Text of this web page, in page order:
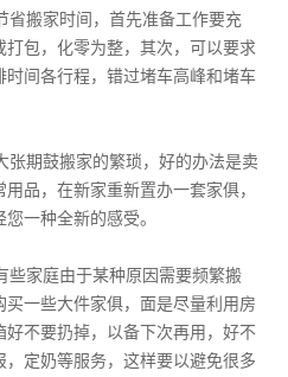
搬家时间，首先准备工作要充
包，化零为整，其次，可以要求
间各行程，错过堵车高峰和堵车
期鼓搬家的繁琐，好的办法是卖
品，在新家重新置办一套家俱，
一种全新的感受。
家庭由于某种原因需要频繁搬
一些大件家俱，面是尽量利用房
不要扔掉，以备下次再用，好不
定奶等服务，这样要以避免很多